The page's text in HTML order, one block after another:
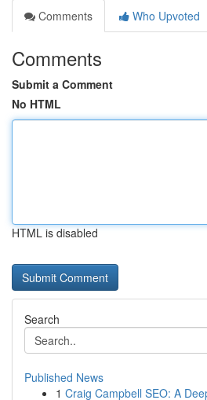
Comments
Who Upvoted
Comments
Submit a Comment
No HTML
HTML is disabled
Search
Published News
1 Craig Campbell SEO: A